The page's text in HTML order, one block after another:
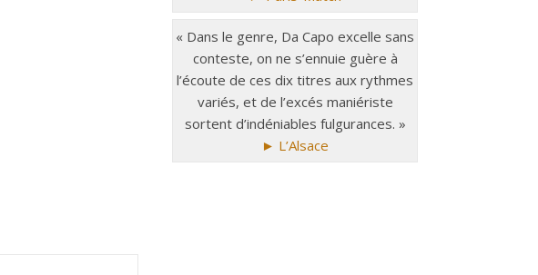
« Dans le genre, Da Capo excelle sans
conteste, on ne s’ennuie guère à
l’écoute de ces dix titres aux rythmes
variés, et de l’excés maniériste
sortent d’indéniables fulgurances. »
► L’Alsace